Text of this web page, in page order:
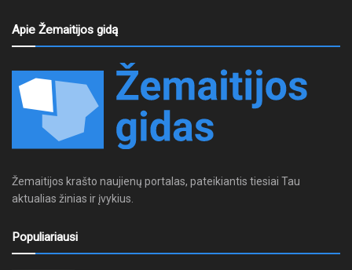
Apie Žemaitijos gidą
Žemaitijos krašto naujienų portalas, pateikiantis tiesiai Tau
aktualias žinias ir įvykius.
Populiariausi